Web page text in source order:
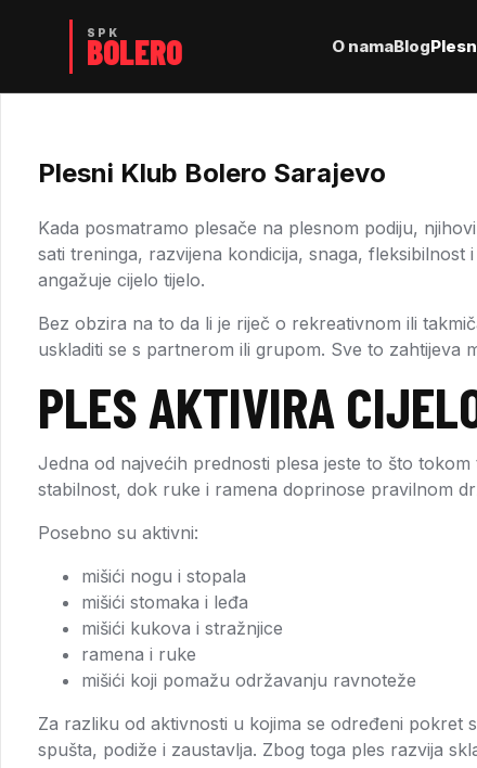
O namaBlog
Plesni Klub Bolero Sarajevo
Kada posmatramo plesače na plesnom podiju,
sati treninga, razvijena kondicija, snaga,
angažuje cijelo tijelo.
Bez obzira na to da li je riječ o rekreativnom ili
uskladiti se s partnerom ili grupom. Sve to zahtijeva
PLES AKTIVIRA
Jedna od najvećih prednosti plesa jeste to što
stabilnost, dok ruke i ramena doprinose pravilnom
Posebno su aktivni:
mišići nogu i stopala
mišići stomaka i leđa
mišići kukova i stražnjice
ramena i ruke
mišići koji pomažu održavanju ravnoteže
Za razliku od aktivnosti u kojima se određeni pokret
spušta, podiže i zaustavlja. Zbog toga ples razvija